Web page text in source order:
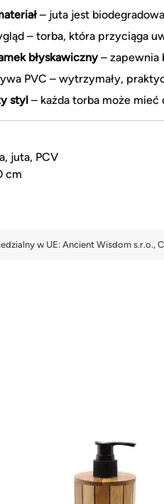
– juta jest
– torba, która przyciąga
błyskawiczny– zapewnia
PVC – wytrzymały,
styl – każda torba może
juta, PCV
cm